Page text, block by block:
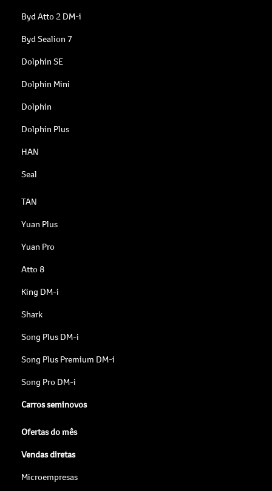
Byd Atto 2 DM-i
Byd Sealion 7
Dolphin SE
Dolphin Mini
Dolphin
Dolphin Plus
HAN
Seal
TAN
Yuan Plus
Yuan Pro
Atto 8
King DM-i
Shark
Song Plus DM-i
Song Plus Premium DM-i
Song Pro DM-i
Carros seminovos
Ofertas do mês
Vendas diretas
Microempresas